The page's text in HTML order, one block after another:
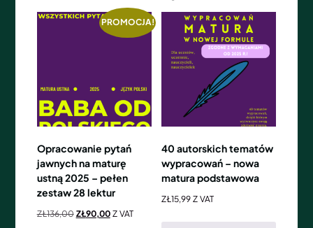
PROMOCJA!
Opracowanie pytań
jawnych na maturę
ustną 2025 – pełen
zestaw 28 lektur
ZŁ136,00 ZŁ90,00 Z VAT
40 autorskich tematów
wypracowań – nowa
matura podstawowa
ZŁ15,99 Z VAT